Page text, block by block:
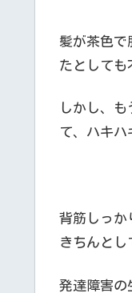
髪が茶色で
たとしても
しかし、
て、ハキハ
背筋しっか
きちんとし
発達障害の